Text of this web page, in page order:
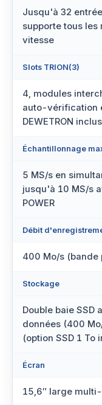
Jusqu'à 32
supporte tous les
vitesse
Slots TRION(3)
4, modules
auto-vérification
DEWETRON inclus
Échantillonnage
5 MS/s en
jusqu'à 10 MS/s
POWER
Débit
400 Mo/s (bande
Stockage
Double baie SSD
données (400
(option SSD 1 To
Écran
15,6″ large